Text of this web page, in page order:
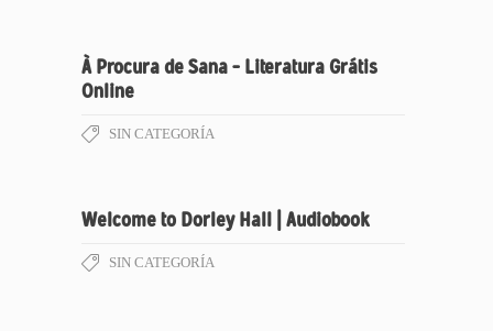
À Procura de Sana – Literatura Grátis
Online
SIN CATEGORÍA
Welcome to Dorley Hall | Audiobook
SIN CATEGORÍA